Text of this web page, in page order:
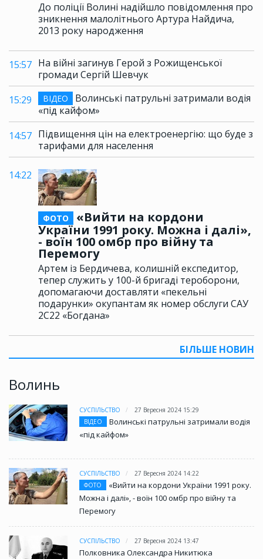
До поліції Волині надійшло повідомлення про
зникнення малолітнього Артура Найдича,
2013 року народження
15:57 На війні загинув Герой з Рожищенської
громади Сергій Шевчук
15:29
ВІДЕО
Волинські патрульні затримали водія
«під кайфом»
14:57 Підвищення цін на електроенергію: що буде з
тарифами для населення
14:22
ФОТО
«Вийти на кордони
України 1991 року. Можна і далі»,
- воїн 100 омбр про війну та
Перемогу
Артем із Бердичева, колишній експедитор,
тепер служить у 100-й бригаді тероборони,
допомагаючи доставляти «пекельні
подарунки» окупантам як номер обслуги САУ
2С22 «Богдана»
БІЛЬШЕ НОВИН
Волинь
СУСПІЛЬСТВО
27 Вересня 2024 15:29
ВІДЕО
Волинські патрульні затримали водія
«під кайфом»
СУСПІЛЬСТВО
27 Вересня 2024 14:22
ФОТО
«Вийти на кордони України 1991 року.
Можна і далі», - воїн 100 омбр про війну та
Перемогу
СУСПІЛЬСТВО 27 Вересня 2024 13:47
Полковника Олександра Никитюка